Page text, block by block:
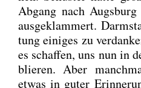
Abgang nach
aus­ge­klam­mert.
tung eini­ges zu
es schaf­fen, uns nun in
blie­ren. Aber
etwas in guter